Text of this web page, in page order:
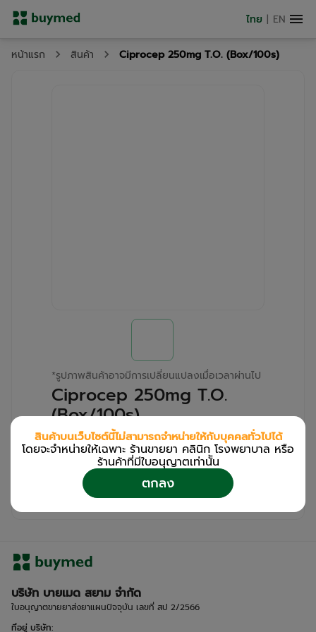
ไทย | EN
หน้าแรก สินค้า Ciprocep 250mg T.O. (Box/100s)
*รูปภาพสินค้าอาจมีการเปลี่ยนแปลงเมื่อเวลาผ่านไป
Ciprocep 250mg T.O.
(Box/100s)
สำหรับลูกค้าเฉพาะร้านขายยา คลินิก และโรง
พยาบาล
เข้าสู่ระบบ
เพื่อดูรายละเอียดเพิ่มเติม
บริษัท บายเมด สยาม จำกัด
ใบอนุญาตขายยาส่งยาแผนปัจจุบัน เลขที่ สป 2/2566
ที่อยู่ บริษัท:
สินค้าบนเว็บไซต์นี้ไม่สามารถจำหน่ายให้กับบุคคลทั่วไปได้
โดยจะจำหน่ายให้เฉพาะ ร้านขายยา คลินิก โรงพยาบาล หรือ
ร้านค้าที่มีใบอนุญาตเท่านััน
ตกลง